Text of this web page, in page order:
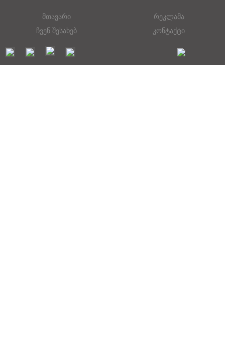
მთავარი
რეკლამა
ჩვენ შესახებ
კონტაქტი